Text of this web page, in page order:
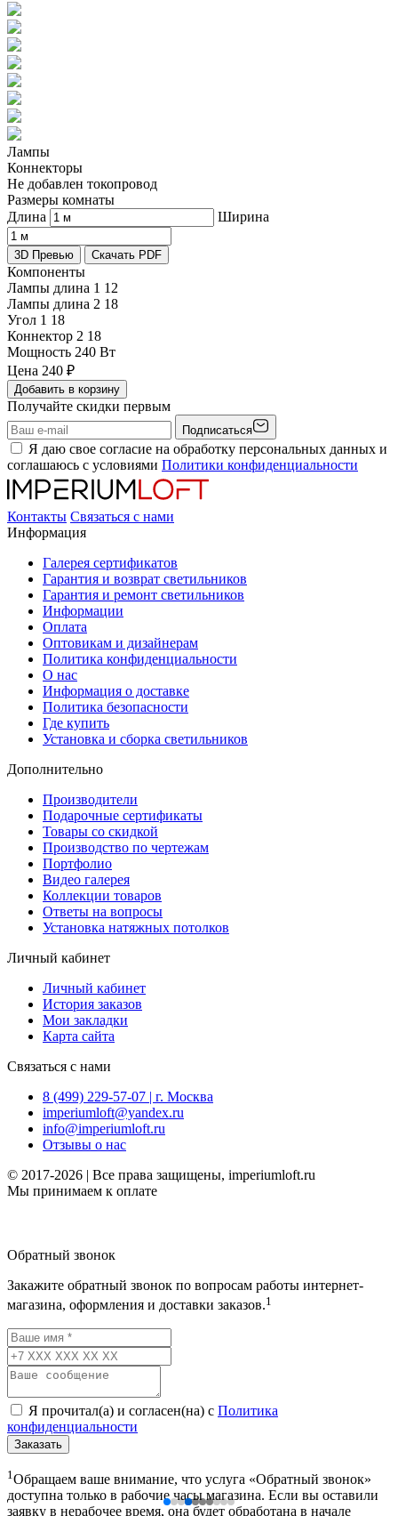
Лампы
Коннекторы
Не добавлен токопровод
Размеры комнаты
Длина
Ширина
3D Превью Скачать PDF
Компоненты
Лампы длина 1 12
Лампы длина 2 18
Угол 1 18
Коннектор 2 18
Мощность 240 Вт
Цена 240 ₽
Добавить в корзину
Получайте скидки первым
Подписаться
Я даю свое согласие на обработку персональных данных и
соглашаюсь с условиями Политики конфиденциальности
Контакты Связаться с нами
Информация
Галерея сертификатов
Гарантия и возврат светильников
Гарантия и ремонт светильников
Информации
Оплата
Оптовикам и дизайнерам
Политика конфиденциальности
О нас
Информация о доставке
Политика безопасности
Где купить
Установка и сборка светильников
Дополнительно
Производители
Подарочные сертификаты
Товары со скидкой
Производство по чертежам
Портфолио
Видео галерея
Коллекции товаров
Ответы на вопросы
Установка натяжных потолков
Личный кабинет
Личный кабинет
История заказов
Мои закладки
Карта сайта
Связаться с нами
8 (499) 229-57-07 | г. Москва
imperiumloft@yandex.ru
info@imperiumloft.ru
Отзывы о нас
© 2017-2026 | Все права защищены, imperiumloft.ru
Мы принимаем к оплате
Обратный звонок
Закажите обратный звонок по вопросам работы интернет-
магазина, оформления и доставки заказов.1
Я прочитал(а) и согласен(на) с Политика
конфиденциальности
Заказать
1 Обращаем ваше внимание, что услуга «Обратный звонок»
доступна только в рабочие часы магазина. Если вы оставили
заявку в нерабочее время, она будет обработана в начале